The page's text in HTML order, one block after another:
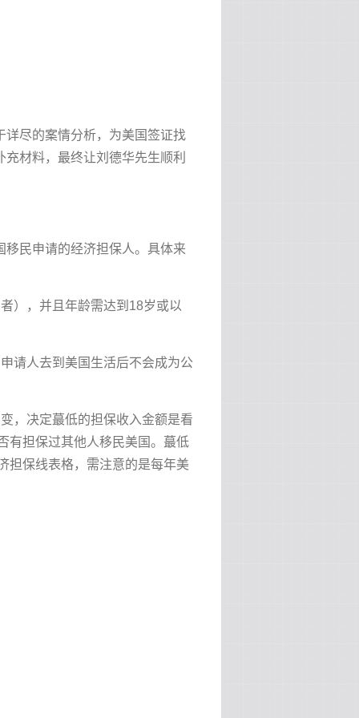
详尽的案情分析，为美国签证找
材料，最终让刘德华先生顺利
民申请的经济担保人。具体来
），并且年龄需达到18岁或以
请人去到美国生活后不会成为公
，决定蕞低的担保收入金额是看
有担保过其他人移民美国。蕞低
担保线表格，需注意的是每年美